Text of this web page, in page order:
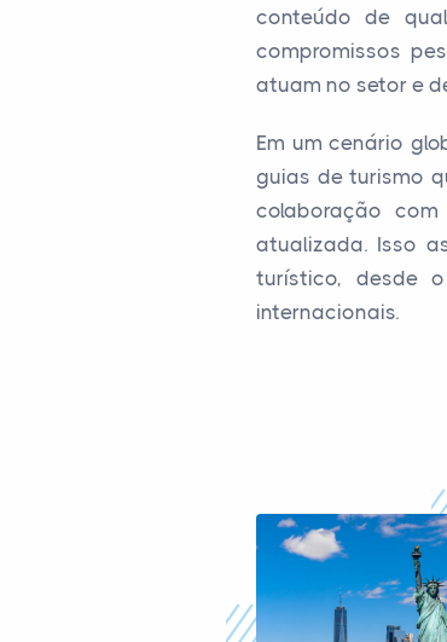
conteúdo de
compromissos
atuam no setor e
Em um cenário
guias de turismo
colaboração
atualizada. Isso
turístico, desde
internacionais.